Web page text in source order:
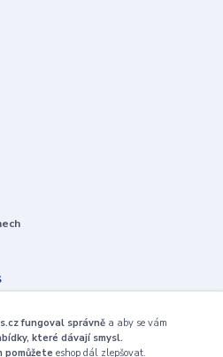
fungoval správně a aby se vám
které dávají smysl.
pomůžete eshop dál zlepšovat.